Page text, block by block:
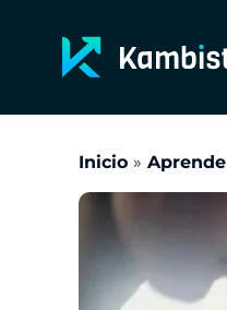
contenido
Inicio Aprende